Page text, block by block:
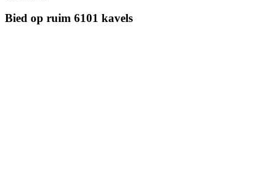
Bied op ruim 6101 kavels